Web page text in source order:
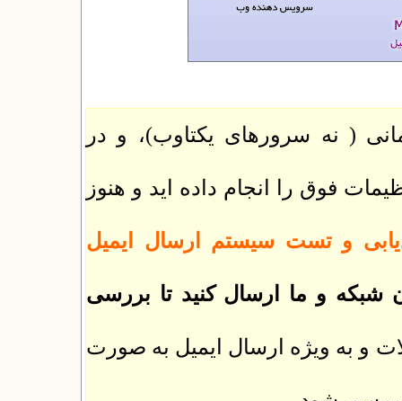
( نه سرورهای یکتاوب)، و در
فوق را انجام داده اید و هنوز
و تست سیستم ارسال ایمیل
شبکه و ما ارسال کنید تا بررسی
و به ویژه ارسال ایمیل به صورت